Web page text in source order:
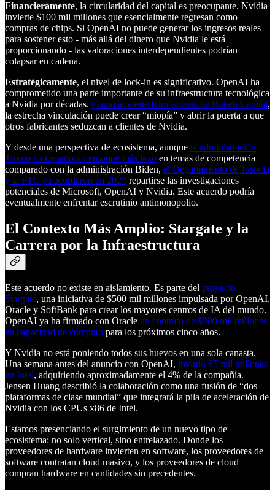
Financieramente, la circularidad del capital es preocupante. Nvidia
invierte $100 mil millones que esencialmente regresan como
compras de chips. Si OpenAI no puede generar los ingresos reales
para sostener esto - más allá del dinero que Nvidia le está
proporcionando - las valoraciones interdependientes podrían
colapsar en cadena.
Estratégicamente, el nivel de lock-in es significativo. OpenAI ha
comprometido una parte importante de su infraestructura tecnológica
a Nvidia por décadas. Como advierte Kim Forrest de Bokeh Capital,
la estrecha vinculación puede crear “miopía” y abrir la puerta a que
otros fabricantes seduzcan a clientes de Nvidia.
Y desde una perspectiva de ecosistema, aunque la administración
Trump ha tomado un enfoque más laxo en temas de competencia
comparado con la administración Biden, el Departamento de Justicia
y la FTC ya acordaron en 2024 repartirse las investigaciones
potenciales de Microsoft, OpenAI y Nvidia. Este acuerdo podría
eventualmente enfrentar escrutinio antimonopolio.
El Contexto Más Amplio: Stargate y la
Carrera por la Infraestructura
Este acuerdo no existe en aislamiento. Es parte del proyecto
Stargate, una iniciativa de $500 mil millones impulsada por OpenAI,
Oracle y SoftBank para crear los mayores centros de IA del mundo.
OpenAI ya ha firmado con Oracle un contrato de $300 mil millones
en capacidad de cómputo para los próximos cinco años.
Y Nvidia no está poniendo todos sus huevos en una sola canasta.
Una semana antes del anuncio con OpenAI, invirtió $5 mil millones
en Intel, adquiriendo aproximadamente el 4% de la compañía.
Jensen Huang describió la colaboración como una fusión de “dos
plataformas de clase mundial” que integrará la pila de aceleración de
Nvidia con los CPUs x86 de Intel.
Estamos presenciando el surgimiento de un nuevo tipo de
ecosistema: no solo vertical, sino entrelazado. Donde los
proveedores de hardware invierten en software, los proveedores de
software contratan cloud masivo, y los proveedores de cloud
compran hardware en cantidades sin precedentes.